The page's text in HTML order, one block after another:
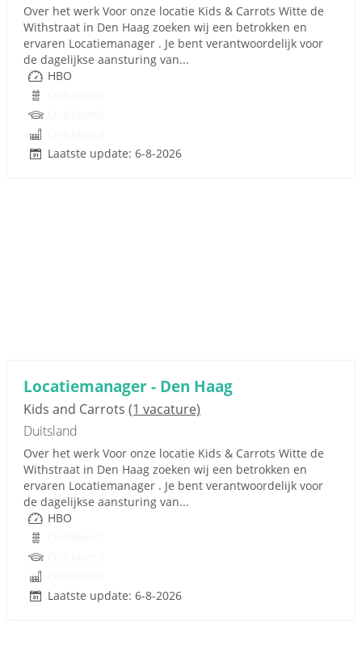
Over het werk Voor onze locatie Kids & Carrots Witte de
Withstraat in Den Haag zoeken wij een betrokken en
ervaren Locatiemanager . Je bent verantwoordelijk voor
de dagelijkse aansturing van...
HBO
Laatste update: 6-8-2026
Locatiemanager - Den Haag
Kids and Carrots (1 vacature)
Duitsland
Over het werk Voor onze locatie Kids & Carrots Witte de
Withstraat in Den Haag zoeken wij een betrokken en
ervaren Locatiemanager . Je bent verantwoordelijk voor
de dagelijkse aansturing van...
HBO
Laatste update: 6-8-2026